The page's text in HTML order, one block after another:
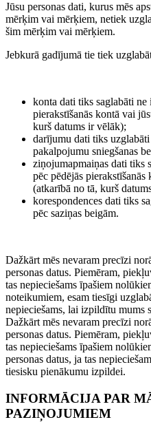
Jūsu personas dati, kurus mēs
mērķim vai mērķiem, netiek
šim mērķim vai mērķiem.
Jebkurā gadījumā tie tiek
konta dati tiks saglabāti
pierakstīšanās kontā vai
kurš datums ir vēlāk);
darījumu dati tiks
pakalpojumu sniegšanas
ziņojumapmaiņas dati tiks
pēc pēdējās
(atkarībā no tā, kurš
korespondences dati tiks
pēc saziņas beigām.
Dažkārt mēs nevaram precīzi
personas datus. Piemēram,
tas nepieciešams īpašiem
noteikumiem, esam tiesīgi
nepieciešams, lai izpildītu mums
Dažkārt mēs nevaram precīzi
personas datus. Piemēram,
tas nepieciešams īpašiem
personas datus, ja tas
tiesisku pienākumu izpildei.
INFORMĀCIJA PAR
PAZIŅOJUMIEM